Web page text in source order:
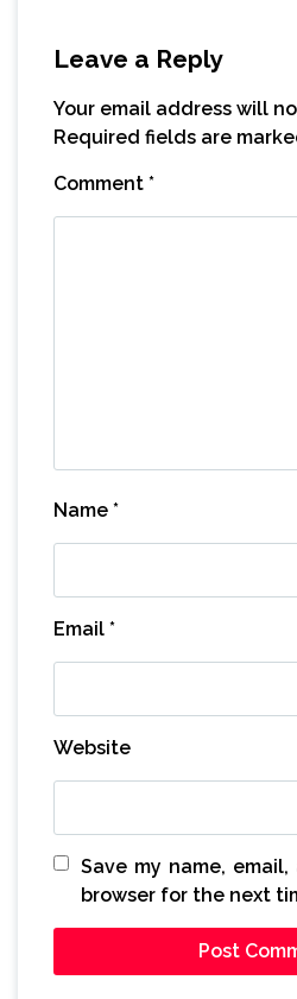
Leave a Reply
Your email address will
Required fields are
Comment *
Name *
Email *
Website
Save my name,
browser for the next